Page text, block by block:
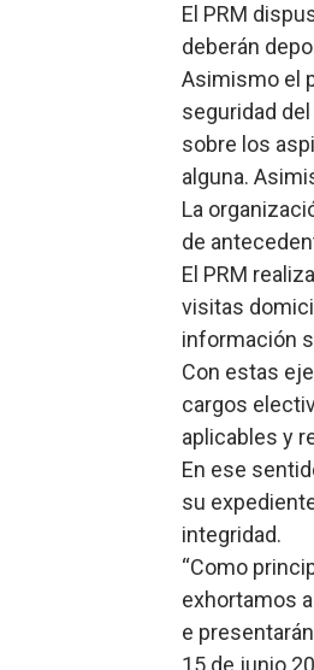
El PRM
deberán
Asimismo el
seguridad
sobre los
alguna.
La
de
El PRM
visitas
información
Con estas
cargos
aplicables y
En ese
su
integridad.
“Como
exhortamos
e
15 de junio